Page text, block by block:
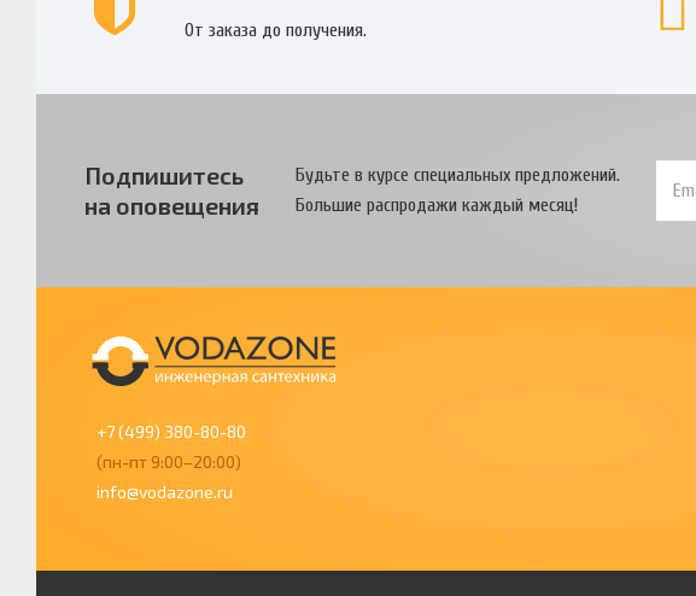
От заказа до получения.
Подпишитесь
на оповещения
Будьте в курсе специальных предложений.
Большие распродажи каждый месяц!
+7 (499) 380-80-80
(пн-пт 9:00–20:00)
info@vodazone.ru